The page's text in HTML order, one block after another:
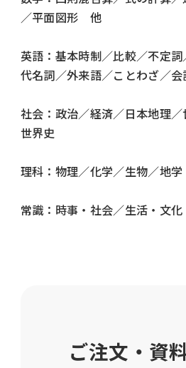
／平面図形 他
英語：基本時制／比較／不定
代名詞／外来語／ことわざ／
社会：政治／経済／日本地理
世界史
理科：物理／化学／生物／地学
常識：時事・社会／生活・文化
ご注文・資